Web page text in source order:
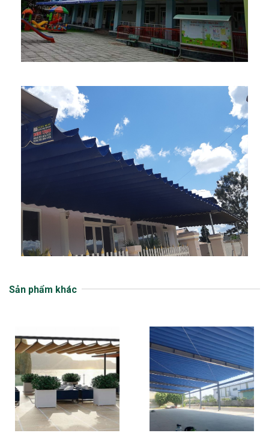
Sản phẩm khác